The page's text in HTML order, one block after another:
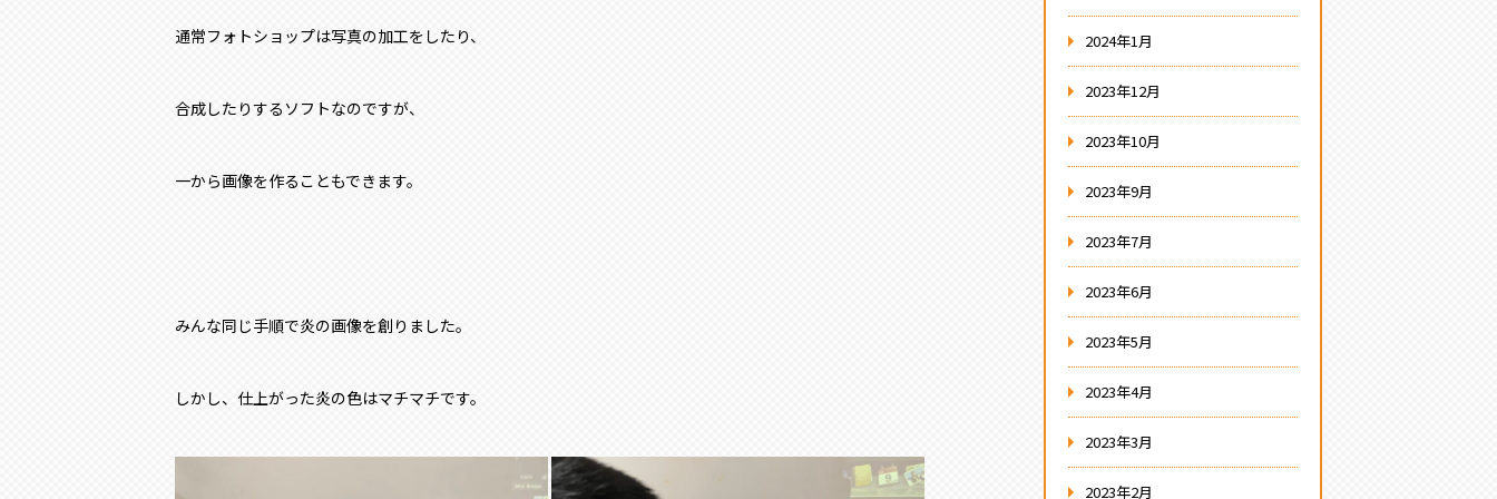
通常フォトショップは写真の加工をしたり、
合成したりするソフトなのですが、
一から画像を作ることもできます。
みんな同じ手順で炎の画像を創りました。
しかし、仕上がった炎の色はマチマチです。
2024年1月
2023年12月
2023年10月
2023年9月
2023年7月
2023年6月
2023年5月
2023年4月
2023年3月
2023年2月